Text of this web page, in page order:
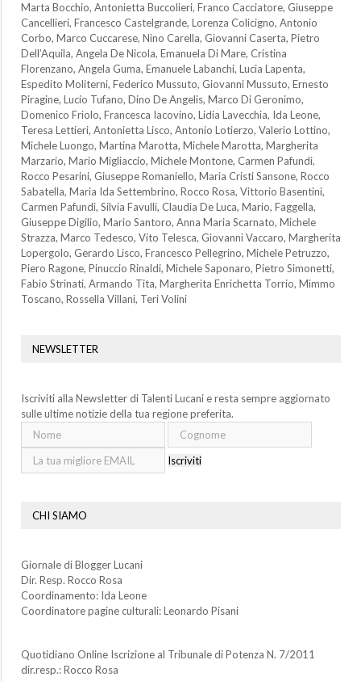
Marta Bocchio, Antonietta Buccolieri, Franco Cacciatore, Giuseppe
Cancellieri, Francesco Castelgrande, Lorenza Colicigno, Antonio
Corbo, Marco Cuccarese, Nino Carella, Giovanni Caserta, Pietro
Dell’Aquila, Angela De Nicola, Emanuela Di Mare, Cristina
Florenzano, Angela Guma, Emanuele Labanchi, Lucia Lapenta,
Espedito Moliterni, Federico Mussuto, Giovanni Mussuto, Ernesto
Piragine, Lucio Tufano, Dino De Angelis, Marco Di Geronimo,
Domenico Friolo, Francesca Iacovino, Lidia Lavecchia, Ida Leone,
Teresa Lettieri, Antonietta Lisco, Antonio Lotierzo, Valerio Lottino,
Michele Luongo, Martina Marotta, Michele Marotta, Margherita
Marzario, Mario Migliaccio, Michele Montone, Carmen Pafundi,
Rocco Pesarini, Giuseppe Romaniello, Maria Cristi Sansone, Rocco
Sabatella, Maria Ida Settembrino, Rocco Rosa, Vittorio Basentini,
Carmen Pafundi, Silvia Favulli, Claudia De Luca, Mario, Faggella,
Giuseppe Digilio, Mario Santoro, Anna Maria Scarnato, Michele
Strazza, Marco Tedesco, Vito Telesca, Giovanni Vaccaro, Margherita
Lopergolo, Gerardo Lisco, Francesco Pellegrino, Michele Petruzzo,
Piero Ragone, Pinuccio Rinaldi, Michele Saponaro, Pietro Simonetti,
Fabio Strinati, Armando Tita, Margherita Enrichetta Torrio, Mimmo
Toscano, Rossella Villani, Teri Volini
NEWSLETTER
Iscriviti alla Newsletter di Talenti Lucani e resta sempre aggiornato
sulle ultime notizie della tua regione preferita.
Iscriviti
CHI SIAMO
Giornale di Blogger Lucani
Dir. Resp. Rocco Rosa
Coordinamento: Ida Leone
Coordinatore pagine culturali: Leonardo Pisani
Quotidiano Online Iscrizione al Tribunale di Potenza N. 7/2011
dir.resp.: Rocco Rosa